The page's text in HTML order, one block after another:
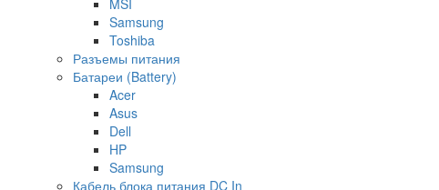
Samsung
Toshiba
Разъемы питания
Батареи (Battery)
Acer
Asus
Dell
HP
Samsung
Кабель блока питания DC In